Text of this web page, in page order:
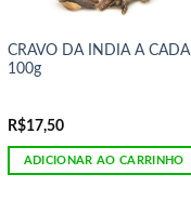
CRAVO DA INDIA A CADA
100g
R$17,50
ADICIONAR AO CARRINHO